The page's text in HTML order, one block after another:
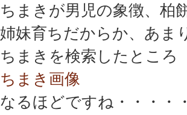
ちまきが男児の象徴、柏
姉妹育ちだからか、あま
ちまきを検索したところ
ちまき画像
なるほどですね・・・・